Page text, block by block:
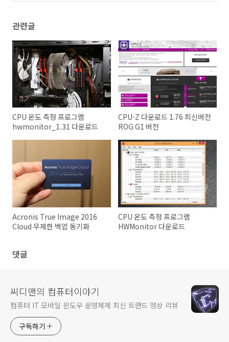
관련글
CPU 온도 측정 프로그램
hwmonitor_1.31 다운로드
CPU-Z 다운로드 1.76 최신버전
ROG G1 버전
Acronis True Image 2016
Cloud 무제한 백업 동기화
CPU 온도 측정 프로그램
HWMonitor 다운로드
댓글
씨디맨의 컴퓨터이야기
컴퓨터 IT 모바일 윈도우 운영체제 최신 트랜드 영상 리뷰
구독하기